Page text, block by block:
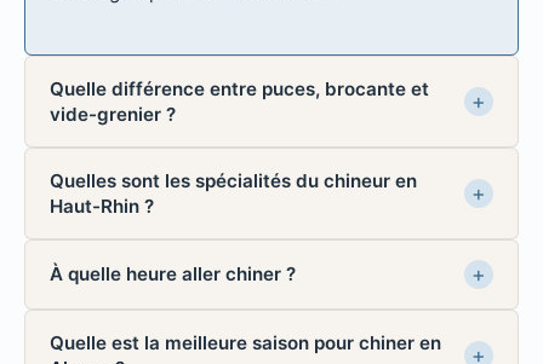
Quelle différence entre puces, brocante et
vide-grenier ?
Quelles sont les spécialités du chineur en
Haut-Rhin ?
À quelle heure aller chiner ?
Quelle est la meilleure saison pour chiner en